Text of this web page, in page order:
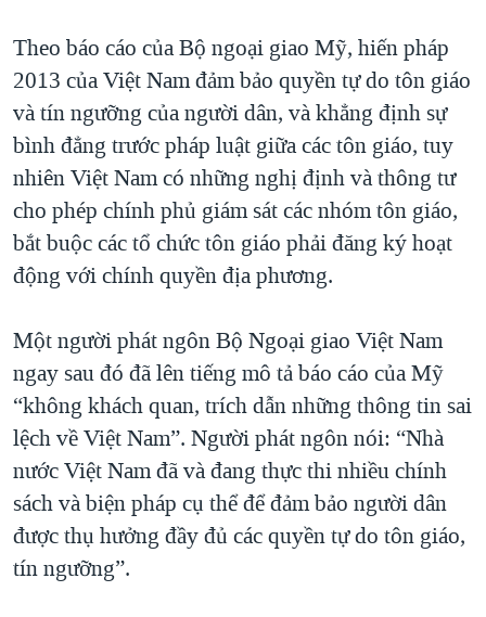
Theo báo cáo của Bộ ngoại giao Mỹ, hiến pháp
2013 của Việt Nam đảm bảo quyền tự do tôn giáo
và tín ngưỡng của người dân, và khẳng định sự
bình đẳng trước pháp luật giữa các tôn giáo, tuy
nhiên Việt Nam có những nghị định và thông tư
cho phép chính phủ giám sát các nhóm tôn giáo,
bắt buộc các tổ chức tôn giáo phải đăng ký hoạt
động với chính quyền địa phương.
Một người phát ngôn Bộ Ngoại giao Việt Nam
ngay sau đó đã lên tiếng mô tả báo cáo của Mỹ
“không khách quan, trích dẫn những thông tin sai
lệch về Việt Nam”. Người phát ngôn nói: “Nhà
nước Việt Nam đã và đang thực thi nhiều chính
sách và biện pháp cụ thể để đảm bảo người dân
được thụ hưởng đầy đủ các quyền tự do tôn giáo,
tín ngưỡng”.